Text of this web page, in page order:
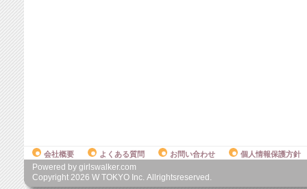
会社概要 よくある質問 お問い合わせ 個人情報保護方針
Powered by girlswalker.com
Copyright 2026 W TOKYO Inc. Allrightsreserved.